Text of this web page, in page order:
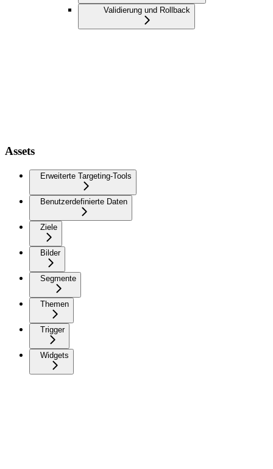
Validierung und Rollback
Assets
Erweiterte Targeting-Tools
Benutzerdefinierte Daten
Ziele
Bilder
Segmente
Themen
Trigger
Widgets